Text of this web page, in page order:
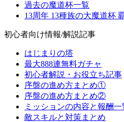
過去の魔道杯一覧
13周年 13種族の大魔道杯
初心者向け情報/解説記事
はじまりの塔
最大888連無料ガチャ
初心者解説・お役立ち記事
序盤の進め方まとめ①
序盤の進め方まとめ②
ミッションの内容と報酬一
敵スキルと対策まとめ